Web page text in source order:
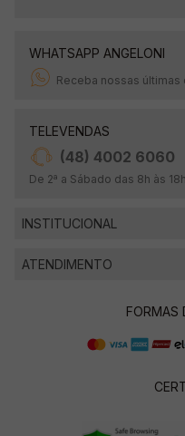
WHATSAPP ANGELONI
Receba nossas
TELEVENDAS
(48) 4002 6060
De 2ª a Sábado das 8h às
INSTITUCIONAL
ATENDIMENTO
FORMAS